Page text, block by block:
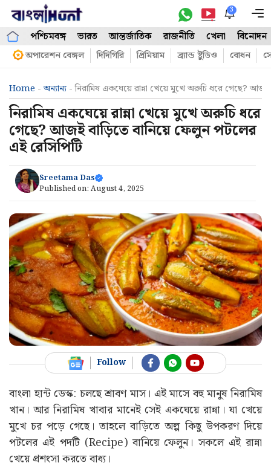
Skip
content
3
পশ্চিমবঙ্গ ভারত আন্তর্জাতিক রাজনীতি খেলা বিনোদন
অপারেশন বেঙ্গল দিদিগিরি প্রিমিয়াম ব্র্যান্ড ষ্টুডিও বোধন
Home -অন্যান্য-নিরামিষ একঘেয়ে রান্না খেয়ে মুখে অরুচি ধরে গেছে?
নিরামিষ একঘেয়ে রান্না খেয়ে মুখে অরুচি ধরে
গেছে? আজই বাড়িতে বানিয়ে ফেলুন পটলের
এই রেসিপিটি
Sreetama Das
Published on: August 4, 2025
Follow
বাংলা হান্ট ডেস্ক: চলছে শ্রাবণ মাস। এই মাসে বহু মানুষ নিরামিষ
খান। আর নিরামিষ খাবার মানেই সেই একঘেয়ে রান্না। যা খেয়ে
মুখে চর পড়ে গেছে। তাহলে বাড়িতে অল্প কিছু উপকরণ দিয়ে
পটলের এই পদটি (Recipe) বানিয়ে ফেলুন। সকলে এই রান্না
খেয়ে প্রশংসা করতে বাধ্য।